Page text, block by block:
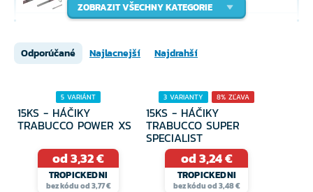
Feederové
Voľnobežná brzda
Háčiky
ZOBRAZIT VŠECHNY KATEGORIE
Odporúčané Najlacnejší Najdrahší
5 VARIÁNT
15KS - HÁČIKY
TRABUCCO POWER XS
od 3,32 €
TROPICKEDNI
bez kódu od 3,77 €
3 VARIANTY 8% ZĽAVA
15KS - HÁČIKY
TRABUCCO SUPER
SPECIALIST
od 3,24 €
TROPICKEDNI
bez kódu od 3,48 €